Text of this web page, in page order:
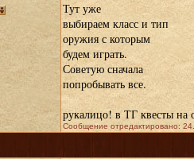
Тут уже
выбираем класс и тип
оружия с которым
будем играть.
Советую сначала
попробывать все.
рукалицо! в ТГ квесты на
Сообщение отредактировано: